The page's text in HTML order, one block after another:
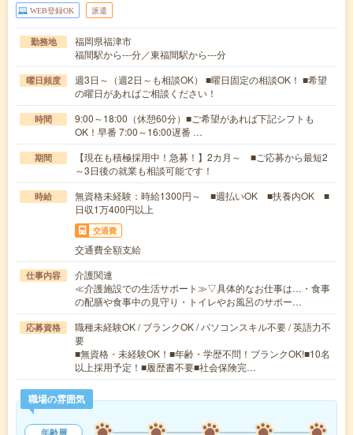
WEB登録OK 派遣
勤務地
福岡県福津市
福間駅から---分／東福間駅から---分
曜日頻度
週3日～（週2日～も相談OK） ■曜日固定の相談OK！ ■希望
の曜日があればご相談ください！
時間
9:00～18:00（休憩60分）■ご希望があれば下記シフトも
OK！早番 7:00～16:00遅番 …
期間
【現在も積極採用中！急募！】2カ月～ ■ご応募から最短2
～3日後の就業も相談可能です！
時給
無資格未経験：時給1300円～ ■週払いOK ■扶養内OK ■
日収1万400円以上
交通費
交通費全額支給
仕事内容
介護関連
≪介護施設での生活サポート≫▽具体的なお仕事は…・食事
の配膳や食事中の見守り・トイレやお風呂のサポー…
応募資格
職種未経験OK / ブランクOK / パソコンスキル不要 / 英語力不
要
■無資格・未経験OK！■年齢・学歴不問！ブランクOK!■10名
以上採用予定！■履歴書不要■社会保険完…
職場の雰囲気
年齢層